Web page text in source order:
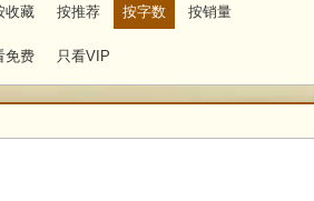
收藏 按推荐 按字数 按销量
免费 只看VIP